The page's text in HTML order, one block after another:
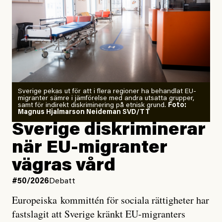
”Fram till i dag”, skriver han.
Årets El Niño kan bli den
starkaste som uppmätts
Zeke Hausfather är chockad igen efter att ha
analyserat hur de olika klimatmodellerna bedömer
läget för hur den begynnande El Niño-händelsen ska
utveckla sig. El Niño är ett återkommande
väderfenomen som uppstår när havsvattnet i delar av
Stilla havet blir ovanligt varmt. Det påverkar vädret
över stora delar av världen och under
forskare allt oftare varnat för att den här El Niñon
Det verkar vara en underdrift, menar nu Zeke
Sverige pekas ut för att i flera regioner ha behandlat EU-
migranter sämre i jämförelse med andra utsatta grupper,
samt för indirekt diskriminering på etnisk grund. Foto:
Magnus Hjalmarson Neideman SVD/TT
Sverige diskriminerar
när EU-migranter
vägras vård
#50/2026 Debatt
Europeiska kommittén för sociala rättigheter har
fastslagit att Sverige kränkt EU-migranters